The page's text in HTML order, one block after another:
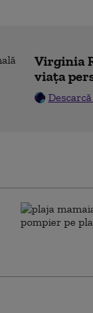
Virginia
viața